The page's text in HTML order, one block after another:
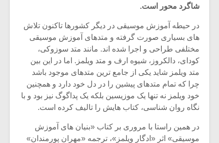
شاگرد محور است.
در حیطه آموزش موسیقی در دیگر کشورها تاکنون تلاش
های بسیاری صورت گرفته و متدهای آموزش موسیقی
مختلفی طراحی و اجرا شده اند. مانند متد سوزوکی،
کودای، دالکروز، شیوه ارف و متد ویلمز. اما در این بین
متد ویلمز شاید یکی از جامع ترین متدهای موجود باشد
چرا که تمام متدهای پیشین را در دل خود دارد و همچنین
خود ویلمز نه تنها یک موزیسین بلکه یک پداگوگ نیز بود و با
نگاه روان شناسی، کتاب هایش را تالیف کرده است.
در همین راستا با مروری بر کتاب «بنیان های آموزش
موسیقی» اثر «ادگار ویلمز»، ترجمه «مهران پورمندان»
یادداشتی بر موسیقی
متن فیلم «متری
شیش و نیم»
اگر نمی توانی
مشهورترین باشی،
بدنام ترین باش
موسیقی
سکانسی
موسیقی